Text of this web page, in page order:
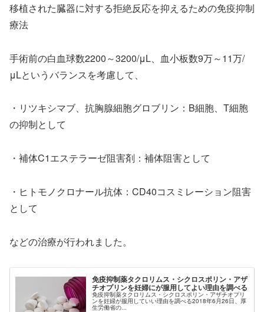
移植された臓器に対する拒絶反応を抑えるための免疫抑制
療法
手術前の白血球数2200～3200/μL、血小板数9万～11万/
μLというバランスを考慮して、
・リツキシマブ、抗胸腺細胞グロブリン：B細胞、T細胞
の抑制として
・補体C1エステラーゼ阻害剤：補体阻害として
・ヒトモノクロナール抗体：CD40コスミレーション阻害
として
などの治療が行われました。
免疫抑制薬タクロリムス・シクロスポリン・アザ
チオプリンを妊婦にが服用してよい理由を調べる
免疫抑制薬タクロリムス・シクロスポリン・アザチオプリ
ンを妊婦が服用していい理由を調べる2018年6月26日、厚
生労働省の...